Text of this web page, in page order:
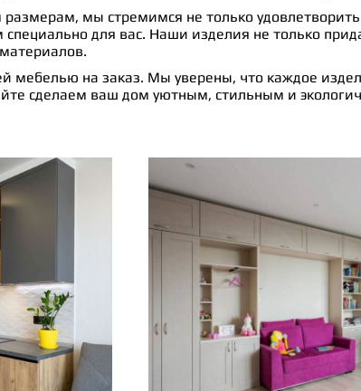
мы стремимся не только
для вас. Наши изделия не только
мебелью на заказ. Мы уверены, что каждое
сделаем ваш дом уютным, стильным и